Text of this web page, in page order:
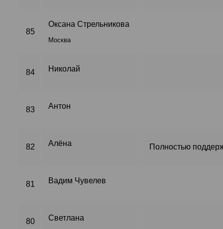
85
Оксана Стрельникова
Москва
84 Николай
83 Антон
82 Алёна Полностью
81 Вадим Чувелев
80 Светлана